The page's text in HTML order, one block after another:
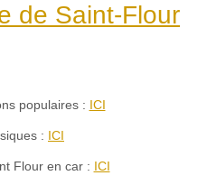
de Saint-Flour
populaires : ICI
: ICI
Flour en car : ICI